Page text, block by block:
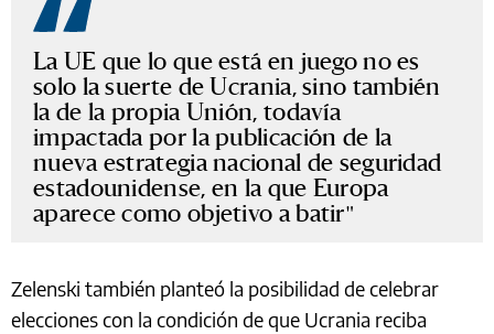
La UE que lo que está en juego no es
solo la suerte de Ucrania, sino también
la de la propia Unión, todavía
impactada por la publicación de la
nueva estrategia nacional de seguridad
estadounidense, en la que Europa
aparece como objetivo a batir
Zelenski también planteó la posibilidad de celebrar
elecciones con la condición de que Ucrania reciba